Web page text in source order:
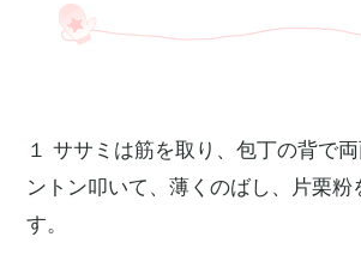
１ ササミは筋を取り、包丁の背で
ントン叩いて、薄くのばし、片栗粉
す。